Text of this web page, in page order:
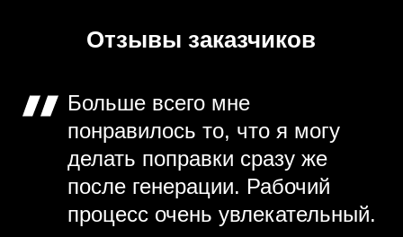
Отзывы заказчиков
Больше всего мне
понравилось то, что я могу
делать поправки сразу же
после генерации. Рабочий
процесс очень увлекательный.